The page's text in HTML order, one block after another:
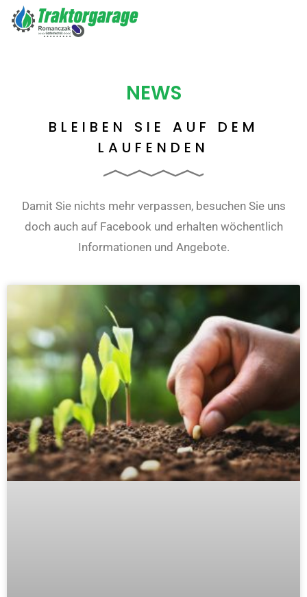
NEWS
BLEIBEN SIE AUF DEM
LAUFENDEN
Damit Sie nichts mehr verpassen, besuchen Sie uns
doch auch auf Facebook und erhalten wöchentlich
Informationen und Angebote.